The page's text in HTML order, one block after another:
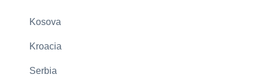
Kosova
Kroacia
Serbia